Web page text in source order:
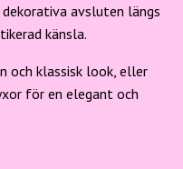
dekorativa avsluten längs
känsla.
och klassisk look, eller
för en elegant och